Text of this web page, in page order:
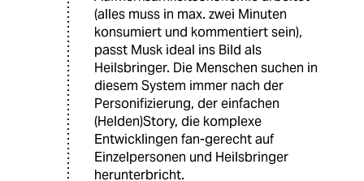
(alles muss in max. zwei Minuten
konsumiert und kommentiert sein),
passt Musk ideal ins Bild als
Heilsbringer. Die Menschen suchen in
diesem System immer nach der
Personifizierung, der einfachen
(Helden)Story, die komplexe
Entwicklingen fan-gerecht auf
Einzelpersonen und Heilsbringer
herunterbricht.